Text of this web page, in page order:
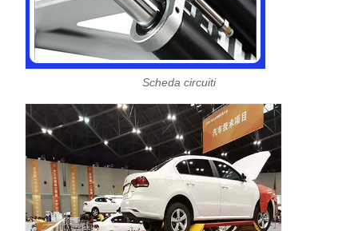
Scheda circuiti